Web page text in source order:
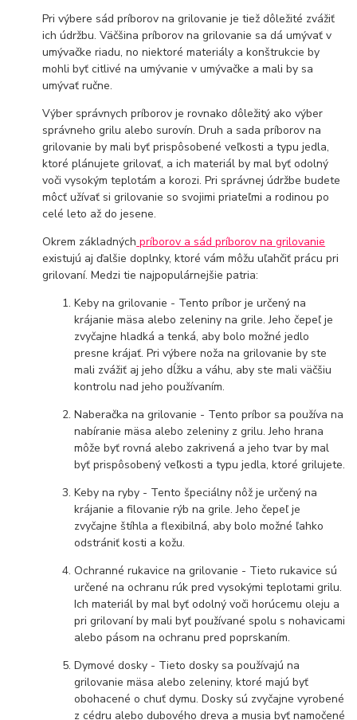
Pri výbere sád príborov na grilovanie je tiež dôležité zvážiť
ich údržbu. Väčšina príborov na grilovanie sa dá umývať v
umývačke riadu, no niektoré materiály a konštrukcie by
mohli byť citlivé na umývanie v umývačke a mali by sa
umývať ručne.
Výber správnych príborov je rovnako dôležitý ako výber
správneho grilu alebo surovín. Druh a sada príborov na
grilovanie by mali byť prispôsobené veľkosti a typu jedla,
ktoré plánujete grilovať, a ich materiál by mal byť odolný
voči vysokým teplotám a korozi. Pri správnej údržbe budete
môcť užívať si grilovanie so svojimi priateľmi a rodinou po
celé leto až do jesene.
Okrem základných príborov a sád príborov na grilovanie
existujú aj ďalšie doplnky, ktoré vám môžu uľahčiť prácu pri
grilovaní. Medzi tie najpopulárnejšie patria:
Keby na grilovanie - Tento príbor je určený na
krájanie mäsa alebo zeleniny na grile. Jeho čepeľ je
zvyčajne hladká a tenká, aby bolo možné jedlo
presne krájať. Pri výbere noža na grilovanie by ste
mali zvážiť aj jeho dĺžku a váhu, aby ste mali väčšiu
kontrolu nad jeho používaním.
Naberačka na grilovanie - Tento príbor sa používa na
nabíranie mäsa alebo zeleniny z grilu. Jeho hrana
môže byť rovná alebo zakrivená a jeho tvar by mal
byť prispôsobený veľkosti a typu jedla, ktoré grilujete.
Keby na ryby - Tento špeciálny nôž je určený na
krájanie a filovanie rýb na grile. Jeho čepeľ je
zvyčajne štíhla a flexibilná, aby bolo možné ľahko
odstrániť kosti a kožu.
Ochranné rukavice na grilovanie - Tieto rukavice sú
určené na ochranu rúk pred vysokými teplotami grilu.
Ich materiál by mal byť odolný voči horúcemu oleju a
pri grilovaní by mali byť používané spolu s nohavicami
alebo pásom na ochranu pred poprskaním.
Dymové dosky - Tieto dosky sa používajú na
grilovanie mäsa alebo zeleniny, ktoré majú byť
obohacené o chuť dymu. Dosky sú zvyčajne vyrobené
z cédru alebo dubového dreva a musia byť namočené